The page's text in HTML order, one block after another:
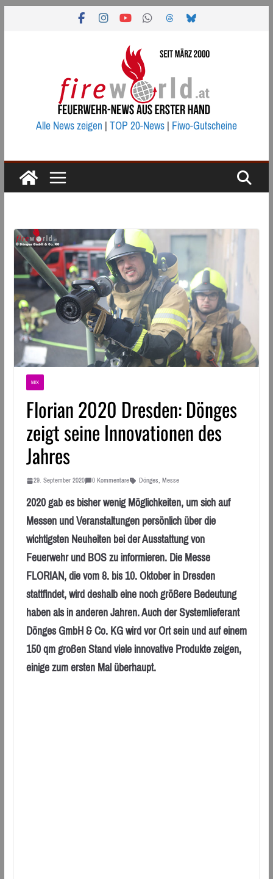
Alle News zeigen|TOP 20-News|Fiwo-Gutscheine
MIX
Florian 2020 Dresden: Dönges
zeigt seine Innovationen des
Jahres
29. September 2020 0 Kommentare Dönges, Messe
2020 gab es bisher wenig Möglichkeiten, um sich auf
Messen und Veranstaltungen persönlich über die
wichtigsten Neuheiten bei der Ausstattung von
Feuerwehr und BOS zu informieren. Die Messe
FLORIAN, die vom 8. bis 10. Oktober in Dresden
stattfindet, wird deshalb eine noch größere Bedeutung
haben als in anderen Jahren. Auch der Systemlieferant
Dönges GmbH & Co. KG wird vor Ort sein und auf einem
150 qm großen Stand viele innovative Produkte zeigen,
einige zum ersten Mal überhaupt.